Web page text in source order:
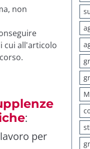
non
cui all'articolo
:
per